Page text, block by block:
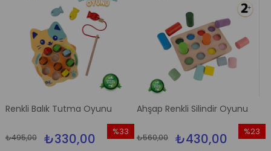
Renkli Balık Tutma Oyunu
₺330,00
₺495,00
%33
Ahşap Renkli Silindir Oyunu
₺430,00
₺560,00
%23